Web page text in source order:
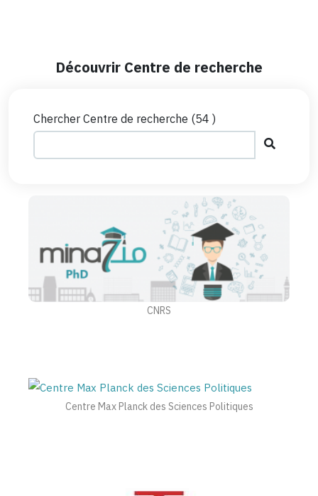
Découvrir Centre de recherche
Chercher Centre de recherche (54 )
CNRS
Centre Max Planck des Sciences Politiques